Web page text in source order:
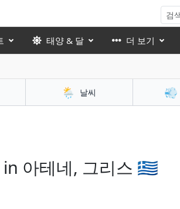
태양 & 달 더 보기
🌦️ 날씨 💨
아테네, 그리스 🇬🇷